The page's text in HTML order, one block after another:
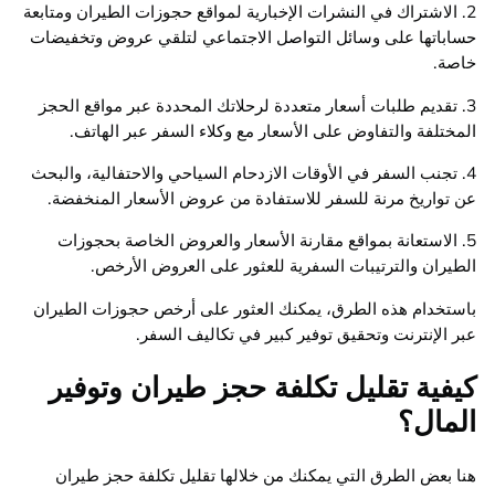
2. الاشتراك في النشرات الإخبارية لمواقع حجوزات الطيران ومتابعة
حساباتها على وسائل التواصل الاجتماعي لتلقي عروض وتخفيضات
خاصة.
3. تقديم طلبات أسعار متعددة لرحلاتك المحددة عبر مواقع الحجز
المختلفة والتفاوض على الأسعار مع وكلاء السفر عبر الهاتف.
4. تجنب السفر في الأوقات الازدحام السياحي والاحتفالية، والبحث
عن تواريخ مرنة للسفر للاستفادة من عروض الأسعار المنخفضة.
5. الاستعانة بمواقع مقارنة الأسعار والعروض الخاصة بحجوزات
الطيران والترتيبات السفرية للعثور على العروض الأرخص.
باستخدام هذه الطرق، يمكنك العثور على أرخص حجوزات الطيران
عبر الإنترنت وتحقيق توفير كبير في تكاليف السفر.
كيفية تقليل تكلفة حجز طيران وتوفير
المال؟
هنا بعض الطرق التي يمكنك من خلالها تقليل تكلفة حجز طيران